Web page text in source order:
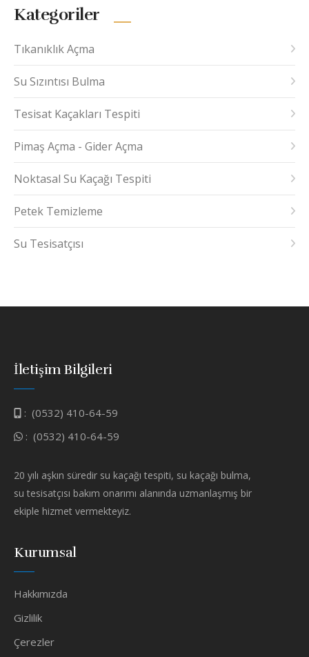
Kategoriler
Tıkanıklık Açma
Su Sızıntısı Bulma
Tesisat Kaçakları Tespiti
Pimaş Açma - Gider Açma
Noktasal Su Kaçağı Tespiti
Petek Temizleme
Su Tesisatçısı
İletişim Bilgileri
: (0532) 410-64-59
: (0532) 410-64-59
20 yılı aşkın süredir su kaçağı tespiti, su kaçağı bulma,
su tesisatçısı bakım onarımı alanında uzmanlaşmış bir
ekiple hizmet vermekteyiz.
Kurumsal
Hakkımızda
Gizlilik
Çerezler